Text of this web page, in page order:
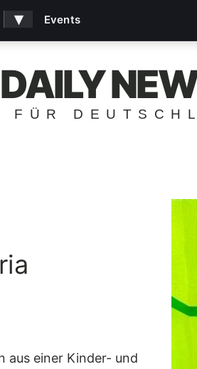
FÜR
aus einer Kinder- und
▾ Events